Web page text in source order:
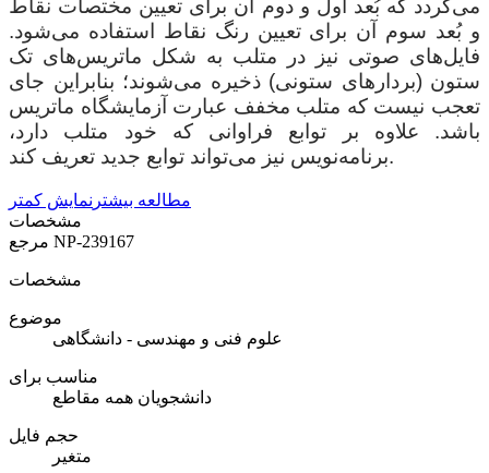
می‌گردد که بُعد اول و دوم آن برای تعیین مختصات نقاط
و بُعد سوم آن برای تعیین رنگ نقاط استفاده می‌شود.
فایل‌های صوتی نیز در متلب به شکل ماتریس‌های تک
ستون (بردارهای ستونی) ذخیره می‌شوند؛ بنابراین جای
تعجب نیست که متلب مخفف عبارت آزمایشگاه ماتریس
باشد. علاوه بر توابع فراوانی که خود متلب دارد،
برنامه‌نویس نیز می‌تواند توابع جدید تعریف کند.
مطالعه بیشتر نمایش کمتر
مشخصات
NP-239167
مشخصات
موضوع
علوم فنی و مهندسی - دانشگاهی
مناسب برای
دانشجویان همه مقاطع
حجم فایل
متغیر